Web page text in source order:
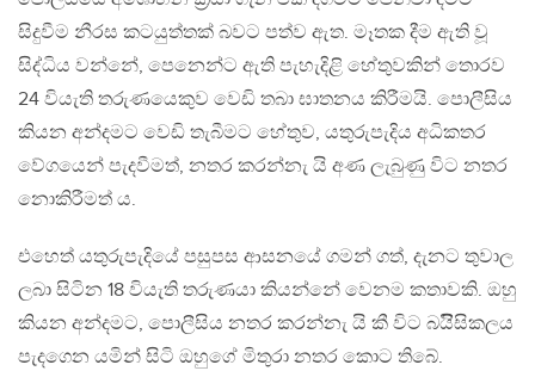
සිදුවීම නීරස කටයුත්තක් බවට පත්ව ඇත. මෑතක දීම ඇති වූ
සිද්ධිය වන්නේ, පෙනෙන්ට ඇති පැහැදිළි හේතුවකින් තොරව
24 වියැති තරුණයෙකුව වෙඩි තබා ඝාතනය කිරීමයි. පොලීසිය
කියන අන්දමට වෙඩි තැබීමට හේතුව, යතුරුපැදිය අධිකතර
වේගයෙන් පැදවීමත්, නතර කරන්නැ යි අණ ලැබුණු විට නතර
නොකිරීමත් ය.
එහෙත් යතුරුපැදියේ පසුපස ආසනයේ ගමන් ගත්, දැනට තුවාල
ලබා සිටින 18 වියැති තරුණයා කියන්නේ වෙනම කතාවකි. ඔහු
කියන අන්දමට, පොලීසිය නතර කරන්නැ යි කී විට බයිිසිකලය
පැදගෙන යමින් සිටි ඔහුගේ මිතුරා නතර කොට තිබේ.